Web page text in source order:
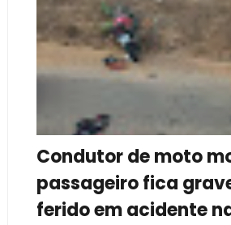
Condutor de moto
passageiro fica
ferido em acidente